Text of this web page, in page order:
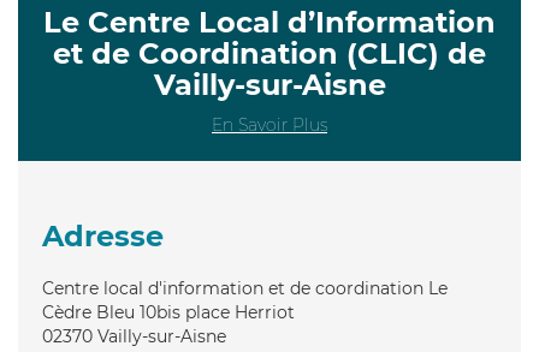
Le Centre Local d’Information
et de Coordination (CLIC) de
Vailly-sur-Aisne
En Savoir Plus
Adresse
Centre local d'information et de coordination Le
Cèdre Bleu 10bis place Herriot
02370 Vailly-sur-Aisne